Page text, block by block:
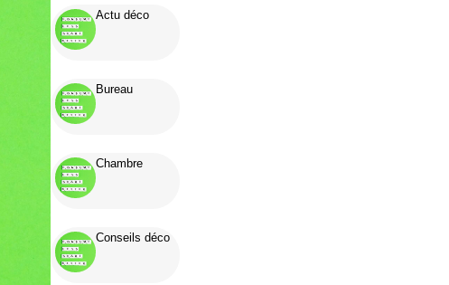
Actu déco
Bureau
Chambre
Conseils déco